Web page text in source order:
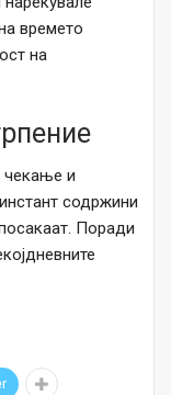
времето
на
чекање и
содржини
Поради